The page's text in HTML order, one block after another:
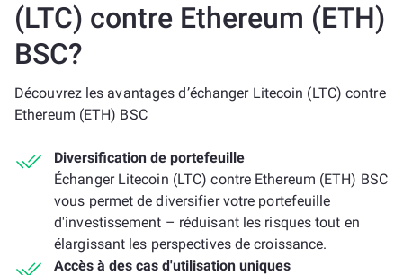
(LTC) contre Ethereum (ETH)
BSC?
Découvrez les avantages d’échanger Litecoin (LTC) contre
Ethereum (ETH) BSC
Diversification de portefeuille
Échanger Litecoin (LTC) contre Ethereum (ETH) BSC
vous permet de diversifier votre portefeuille
d'investissement – réduisant les risques tout en
élargissant les perspectives de croissance.
Accès à des cas d'utilisation uniques